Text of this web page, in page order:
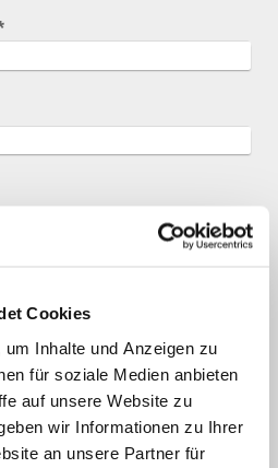
Cookies
Inhalte und Anzeigen zu
für soziale Medien anbieten
auf unsere Website zu
wir Informationen zu Ihrer
an unsere Partner für
ein